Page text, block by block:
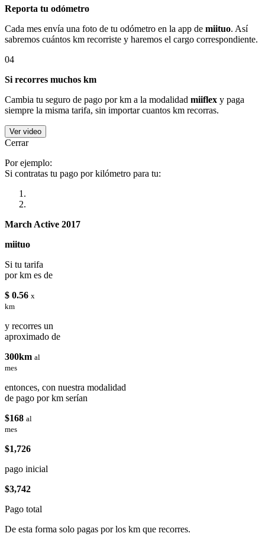
Reporta tu odómetro
Cada mes envía una foto de tu odómetro en la app de miituo. Así
sabremos cuántos km recorriste y haremos el cargo correspondiente.
04
Si recorres muchos km
Cambia tu seguro de pago por km a la modalidad miiflex y paga
siempre la misma tarifa, sin importar cuantos km recorras.
Ver video
Cerrar
Por ejemplo:
Si contratas tu pago por kilómetro para tu:
March Active 2017
miituo
Si tu tarifa
por km es de
$ 0.56 x
km
y recorres un
aproximado de
300km al
mes
entonces, con nuestra modalidad
de pago por km serían
$168 al
mes
$1,726
pago inicial
$3,742
Pago total
De esta forma solo pagas por los km que recorres.